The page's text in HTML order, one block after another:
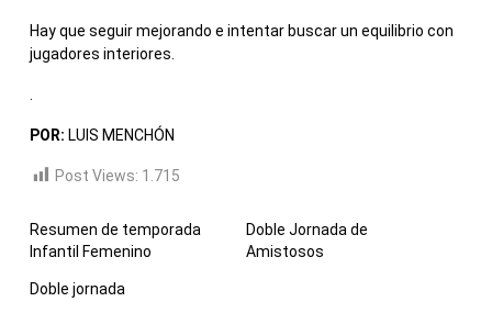
Hay que seguir mejorando e intentar buscar un equilibrio con
jugadores interiores.
POR: LUIS MENCHÓN
Post Views: 1.715
Resumen de temporada
Infantil Femenino
Doble Jornada de
Amistosos
Doble jornada